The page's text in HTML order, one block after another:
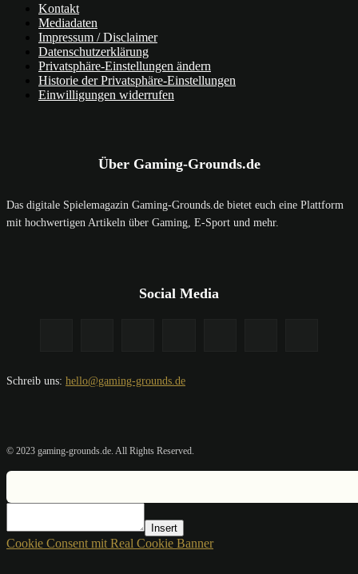
Kontakt
Mediadaten
Impressum / Disclaimer
Datenschutzerklärung
Privatsphäre-Einstellungen ändern
Historie der Privatsphäre-Einstellungen
Einwilligungen widerrufen
Über Gaming-Grounds.de
Das digitale Spielemagazin Gaming-Grounds.de bietet euch eine Plattform
mit hochwertigen Artikeln über Gaming, E-Sport und mehr.
Social Media
Schreib uns: hello@gaming-grounds.de
© 2023 gaming-grounds.de. All Rights Reserved.
Insert
Cookie Consent mit Real Cookie Banner